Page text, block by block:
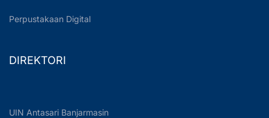
Perpustakaan Digital
DIREKTORI
UIN Antasari Banjarmasin